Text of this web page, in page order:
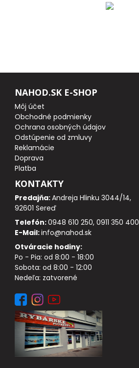
NAHOD.SK E-SHOP
Môj účet
Obchodné podmienky
Ochrana osobných údajov
Odstúpenie od zmluvy
Reklamácie
Doprava
Platba
KONTAKTY
Predajňa:Andreja Hlinku 3044/14,
92601 Sereď
Telefón:0948 610 250, 0911 350 400
E-Mail:info@nahod.sk
Otváracie hodiny:
Po - Pia: od 8:00 - 18:00
Sobota: od 8:00 - 12:00
Nedeľa: zatvorené
MULTIPLIKÁTORY
NÁHRADNÉ CIEVKY
BIŽUTÉRIA
VLASCE, ŠNÚRY, PLETENKY
HÁČIKY
OBRATLÍKY A KARABÍNKY
MONTÁŽE A KLIPY
hotové náväzce
HADIČKY, PREVLEKY, ROVNÁTKA